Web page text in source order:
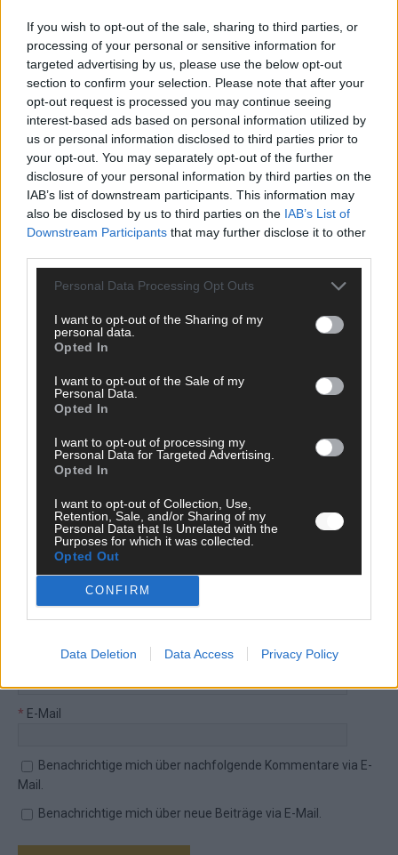
If you wish to opt-out of the sale, sharing to third parties, or
processing of your personal or sensitive information for
targeted advertising by us, please use the below opt-out
section to confirm your selection. Please note that after your
opt-out request is processed you may continue seeing
interest-based ads based on personal information utilized by
us or personal information disclosed to third parties prior to
your opt-out. You may separately opt-out of the further
disclosure of your personal information by third parties on the
IAB’s list of downstream participants. This information may
also be disclosed by us to third parties on the IAB’s List of
Downstream Participants that may further disclose it to other
Personal Data Processing Opt Outs
I want to opt-out of the Sharing of my
personal data.
Opted In
I want to opt-out of the Sale of my
Personal Data.
Opted In
I want to opt-out of processing my
Personal Data for Targeted Advertising.
Opted In
I want to opt-out of Collection, Use,
Retention, Sale, and/or Sharing of my
Personal Data that Is Unrelated with the
Purposes for which it was collected.
Opted Out
CONFIRM
Data Deletion Data Access Privacy Policy
Über Redaktion | Stuttgarter Blatt 557 Artikel
Das Stuttgarter Blatt ist eine unabhängige, digitale
Nachrichtenplattform mit Sitz in Stuttgart. Unsere Redaktion
berichtet fundiert, verständlich und aktuell über das Geschehen
in der Region, in Deutschland und der Welt. Wir verbinden
klassisches journalistisches Handwerk mit modernen
Erzählformen – klar, zuverlässig und nah an den Menschen.
KOMMENTARE
Hinterlasse einen Kommentar
Perspektive. Mit * gekennzeichnete Angaben sind Pflichtfelder.
Bitte nutze deinen Klarnamen (Vor- und Nachname) und eine
jeden Kommentar kurz. Beiträge, die unsere
Netiquette
respektieren, werden freigeschaltet; Hassrede, Beleidigungen,
gelten unsereDatenschutzvereinbarungen
Kommentar
Vor- und Nachname
* E-Mail
Benachrichtige mich über nachfolgende Kommentare via E-
Mail.
Benachrichtige mich über neue Beiträge via E-Mail.